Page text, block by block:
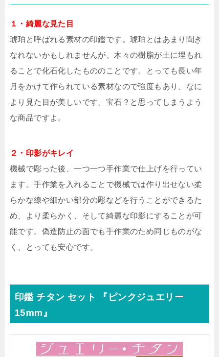
１・綺麗な見た目
琥珀と呼ばれる素材の印鑑です。琥珀とはあまり聞き
なれないかもしれませんが、木々の樹脂が土に埋もれ
ることで化石化したもののことです。とっても長い年
月をかけて作られている素材なので強度もあり、なに
より見た目が美しいです。宝石？と思ってしまうよう
な商品ですよ。
２・印影がキレイ
機械で彫った後、一つ一つ手作業で仕上げを行ってい
ます。手作業を入れることで機械では作り出せない柔
らかな線や細かい部分の彫などを行うことができるた
め、より柔らかく、そして綺麗な印影にすることが可
能です。偽造防止の面でも手作業のため同じものがな
く、とっても安心です。
印鑑 チタン セット 『ピンクジュエリー
15mm』